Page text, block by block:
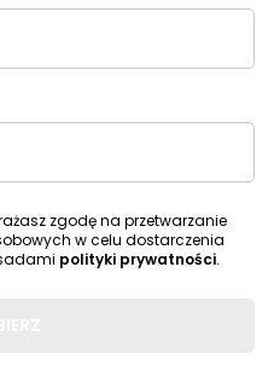
zgodę na przetwarzanie
w celu dostarczenia
polityki prywatności.